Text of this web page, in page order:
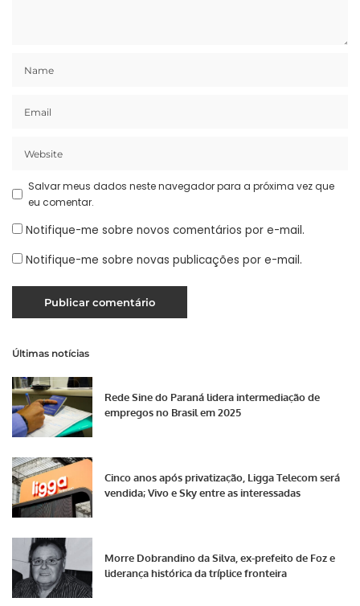
Salvar meus dados neste navegador para a próxima vez que
eu comentar.
Notifique-me sobre novos comentários por e-mail.
Notifique-me sobre novas publicações por e-mail.
Últimas notícias
Rede Sine do Paraná lidera intermediação de
empregos no Brasil em 2025
Cinco anos após privatização, Ligga Telecom será
vendida; Vivo e Sky entre as interessadas
Morre Dobrandino da Silva, ex-prefeito de Foz e
liderança histórica da tríplice fronteira